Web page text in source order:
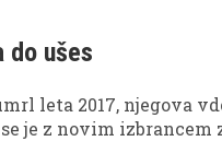
do ušes
leta 2017, njegova
je z novim izbrancem